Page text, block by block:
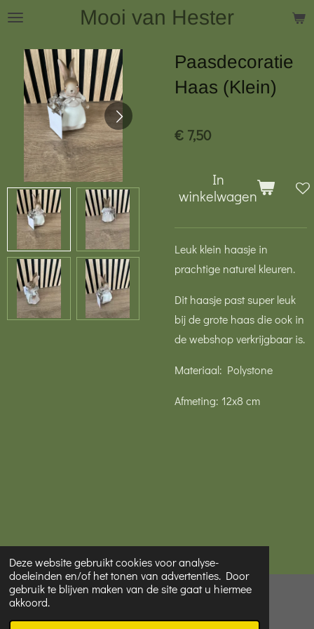
Deze website gebruikt cookies voor analyse-
doeleinden en/of het tonen van advertenties. Door
gebruik te blijven maken van de site gaat u hiermee
akkoord.
Ga
naar
hoofdinhoud
Mooi van Hester
Paasdecoratie
Haas (Klein)
€ 7,50
In
winkelwagen
Leuk klein haasje in
prachtige naturel kleuren.
Dit haasje past super leuk
bij de grote haas die ook in
de webshop verkrijgbaar is.
Materiaal: Polystone
Afmeting: 12x8 cm
© 2022 - 2026 Mooi van Hester
Powered byJouwWeb